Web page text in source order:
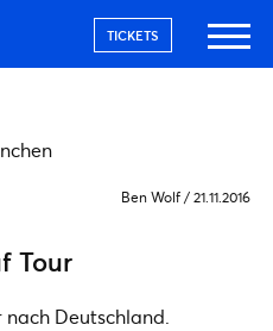
TICKETS
Ben Wolf / 21.11.2016
Tour
Deutschland.